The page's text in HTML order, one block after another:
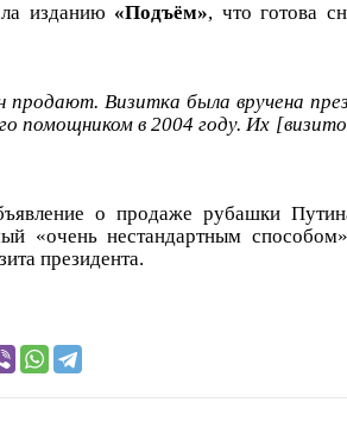
изданию «Подъём», что готова
продают. Визитка была вручена
помощником в 2004 году. Их
о продаже рубашки
«очень нестандартным
президента.